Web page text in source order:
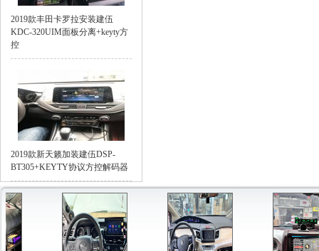
2019款丰田卡罗拉安装建伍
KDC-320UIM面板分离+keyty方
控
2019款新天籁加装建伍DSP-
BT305+KEYTY协议方控解码器